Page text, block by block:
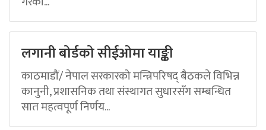
लगानी बोर्डको सीईओमा याङ्की
काठमाडौं/ नेपाल सरकारको मन्त्रिपरिषद् बैठकले विभिन्न
कानुनी, प्रशासनिक तथा संस्थागत सुधारसँग सम्बन्धित
सात महत्वपूर्ण निर्णय...